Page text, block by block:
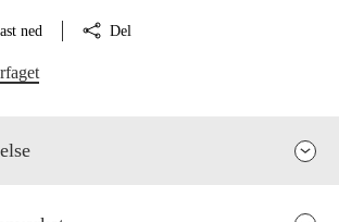
ned Del